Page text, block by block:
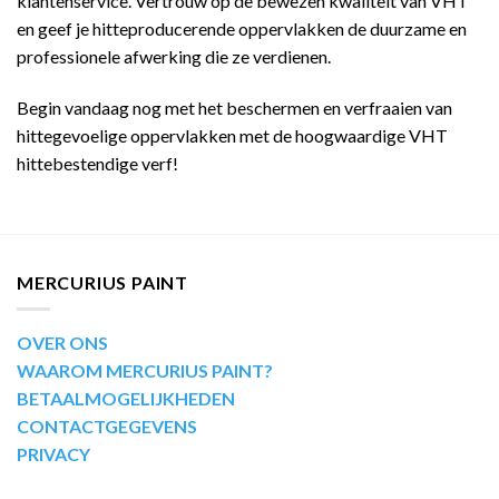
en geef je hitteproducerende oppervlakken de duurzame en
professionele afwerking die ze verdienen.
Begin vandaag nog met het beschermen en verfraaien van
hittegevoelige oppervlakken met de hoogwaardige VHT
hittebestendige verf!
MERCURIUS PAINT
OVER ONS
WAAROM MERCURIUS PAINT?
BETAALMOGELIJKHEDEN
CONTACTGEGEVENS
PRIVACY